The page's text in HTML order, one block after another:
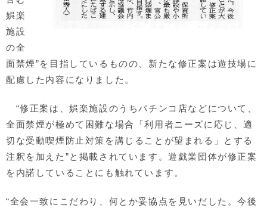
娯楽
施設
の全
面禁煙”を目指しているものの、新たな修正案は遊技場に
配慮した内容になりました。
“修正案は、娯楽施設のうちパチンコ店などについて、
全面禁煙が極めて困難な場合「利用者ニーズに応じ、適
切な受動喫煙防止対策を講じることが望まれる」とする
注釈を加えた”と掲載されています。遊戯業団体が修正案
を内諾していることにも触れています。
“全会一致にこだわり、何とか妥協点を見いだした。今後